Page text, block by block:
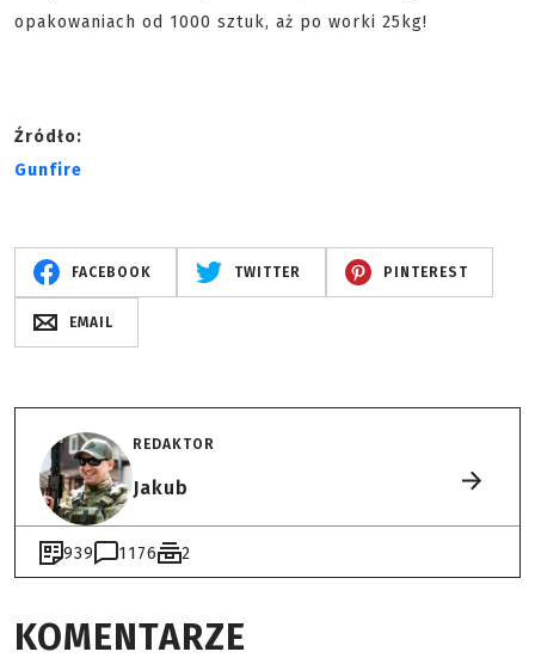
opakowaniach od 1000 sztuk, aż po worki 25kg!
Źródło:
Gunfire
FACEBOOK TWITTER PINTEREST
EMAIL
REDAKTOR
Jakub
939 1176 2
KOMENTARZE